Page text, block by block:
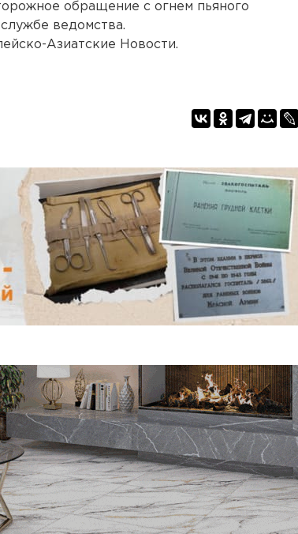
обращение с огнем пьяного
ведомства.
Азиатские Новости.